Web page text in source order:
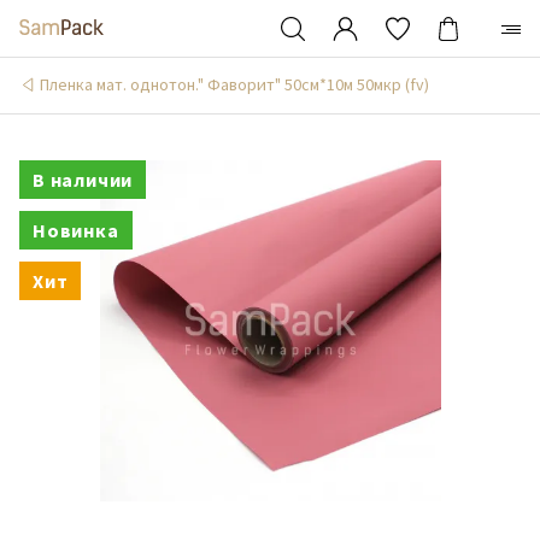
Пленка мат. однотон." Фаворит" 50см*10м 50мкр (fv)
В наличии
Новинка
Хит